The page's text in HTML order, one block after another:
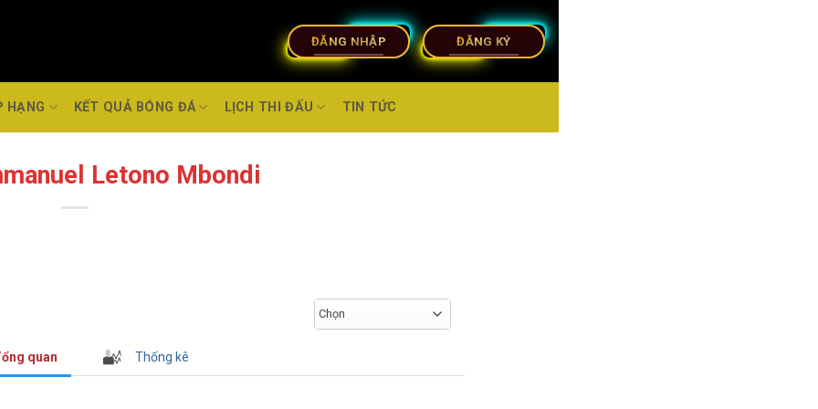
ĐĂNG NHẬP ĐĂNG KÝ
HẠNG KẾT QUẢ BÓNG ĐÁ LỊCH THI ĐẤU TIN TỨC
Letono Mbondi
Chọn
quan Thống kê